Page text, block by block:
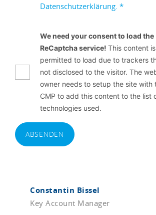
Datenschutzerklärung. *
We need your consent to load the
ReCaptcha service! This content
permitted to load due to trackers
not disclosed to the visitor. The
owner needs to setup the site with
CMP to add this content to the list
technologies used.
ABSENDEN
Constantin Bissel
Key Account Manager